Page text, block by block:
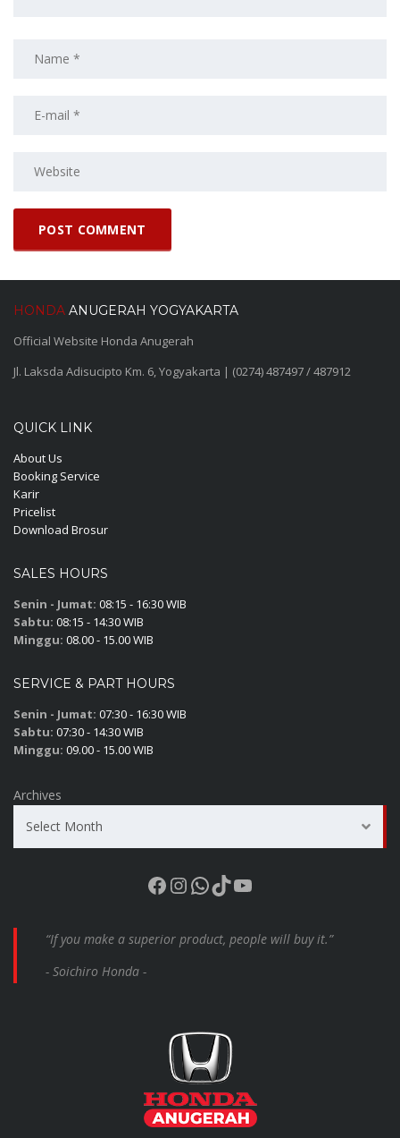
HONDA ANUGERAH YOGYAKARTA
Official Website Honda Anugerah
Jl. Laksda Adisucipto Km. 6, Yogyakarta | (0274) 487497 / 487912
QUICK LINK
About Us
Booking Service
Karir
Pricelist
Download Brosur
SALES HOURS
Senin - Jumat: 08:15 - 16:30 WIB
Sabtu: 08:15 - 14:30 WIB
Minggu: 08.00 - 15.00 WIB
SERVICE & PART HOURS
Senin - Jumat: 07:30 - 16:30 WIB
Sabtu: 07:30 - 14:30 WIB
Minggu: 09.00 - 15.00 WIB
Archives
Select Month
Facebook
Instagram
WhatsApp
TikTok
YouTube
“If you make a superior product, people will buy it.”
- Soichiro Honda -